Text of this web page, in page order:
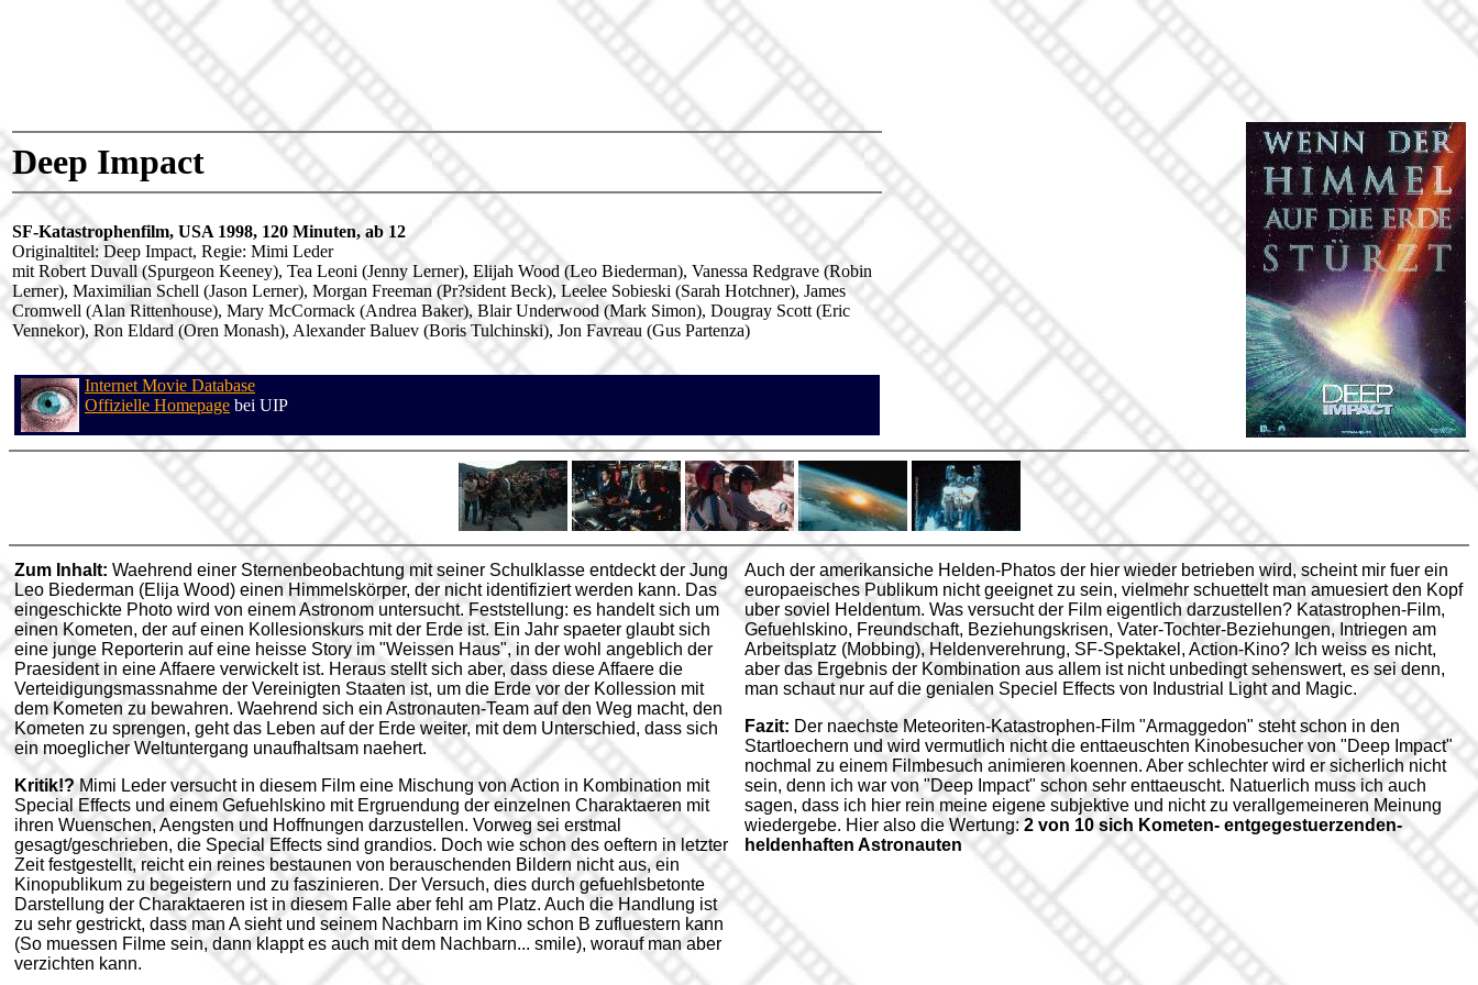
Deep Impact
SF-Katastrophenfilm, USA 1998, 120 Minuten, ab 12
Originaltitel: Deep Impact, Regie: Mimi Leder
mit Robert Duvall (Spurgeon Keeney), Tea Leoni (Jenny Lerner), Elijah Wood (Leo Biederman), Vanessa Redgrave (Robin
Lerner), Maximilian Schell (Jason Lerner), Morgan Freeman (Pr?sident Beck), Leelee Sobieski (Sarah Hotchner), James
Cromwell (Alan Rittenhouse), Mary McCormack (Andrea Baker), Blair Underwood (Mark Simon), Dougray Scott (Eric
Vennekor), Ron Eldard (Oren Monash), Alexander Baluev (Boris Tulchinski), Jon Favreau (Gus Partenza)
Internet Movie Database
Offizielle Homepage bei UIP
Zum Inhalt: Waehrend einer Sternenbeobachtung mit seiner Schulklasse entdeckt der Jung
Leo Biederman (Elija Wood) einen Himmelskörper, der nicht identifiziert werden kann. Das
eingeschickte Photo wird von einem Astronom untersucht. Feststellung: es handelt sich um
einen Kometen, der auf einen Kollesionskurs mit der Erde ist. Ein Jahr spaeter glaubt sich
eine junge Reporterin auf eine heisse Story im "Weissen Haus", in der wohl angeblich der
Praesident in eine Affaere verwickelt ist. Heraus stellt sich aber, dass diese Affaere die
Verteidigungsmassnahme der Vereinigten Staaten ist, um die Erde vor der Kollession mit
dem Kometen zu bewahren. Waehrend sich ein Astronauten-Team auf den Weg macht, den
Kometen zu sprengen, geht das Leben auf der Erde weiter, mit dem Unterschied, dass sich
ein moeglicher Weltuntergang unaufhaltsam naehert.
Kritik!?Mimi Leder versucht in diesem Film eine Mischung von Action in Kombination mit
Special Effects und einem Gefuehlskino mit Ergruendung der einzelnen Charaktaeren mit
ihren Wuenschen, Aengsten und Hoffnungen darzustellen. Vorweg sei erstmal
gesagt/geschrieben, die Special Effects sind grandios. Doch wie schon des oeftern in letzter
Zeit festgestellt, reicht ein reines bestaunen von berauschenden Bildern nicht aus, ein
Kinopublikum zu begeistern und zu faszinieren. Der Versuch, dies durch gefuehlsbetonte
Darstellung der Charaktaeren ist in diesem Falle aber fehl am Platz. Auch die Handlung ist
zu sehr gestrickt, dass man A sieht und seinem Nachbarn im Kino schon B zufluestern kann
(So muessen Filme sein, dann klappt es auch mit dem Nachbarn... smile), worauf man aber
verzichten kann.
Auch der amerikansiche Helden-Phatos der hier wieder betrieben wird, scheint mir fuer ein
europaeisches Publikum nicht geeignet zu sein, vielmehr schuettelt man amuesiert den Kopf
uber soviel Heldentum. Was versucht der Film eigentlich darzustellen? Katastrophen-Film,
Gefuehlskino, Freundschaft, Beziehungskrisen, Vater-Tochter-Beziehungen, Intriegen am
Arbeitsplatz (Mobbing), Heldenverehrung, SF-Spektakel, Action-Kino? Ich weiss es nicht,
aber das Ergebnis der Kombination aus allem ist nicht unbedingt sehenswert, es sei denn,
man schaut nur auf die genialen Speciel Effects von Industrial Light and Magic.
Fazit: Der naechste Meteoriten-Katastrophen-Film "Armaggedon" steht schon in den
Startloechern und wird vermutlich nicht die enttaeuschten Kinobesucher von "Deep Impact"
nochmal zu einem Filmbesuch animieren koennen. Aber schlechter wird er sicherlich nicht
sein, denn ich war von "Deep Impact" schon sehr enttaeuscht. Natuerlich muss ich auch
sagen, dass ich hier rein meine eigene subjektive und nicht zu verallgemeineren Meinung
wiedergebe. Hier also die Wertung:2 von 10 sich Kometen- entgegestuerzenden-
heldenhaften Astronauten